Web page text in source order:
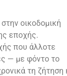
οικοδομική
εποχής.
που άλλοτε
— με φόντο το
τη ζήτηση